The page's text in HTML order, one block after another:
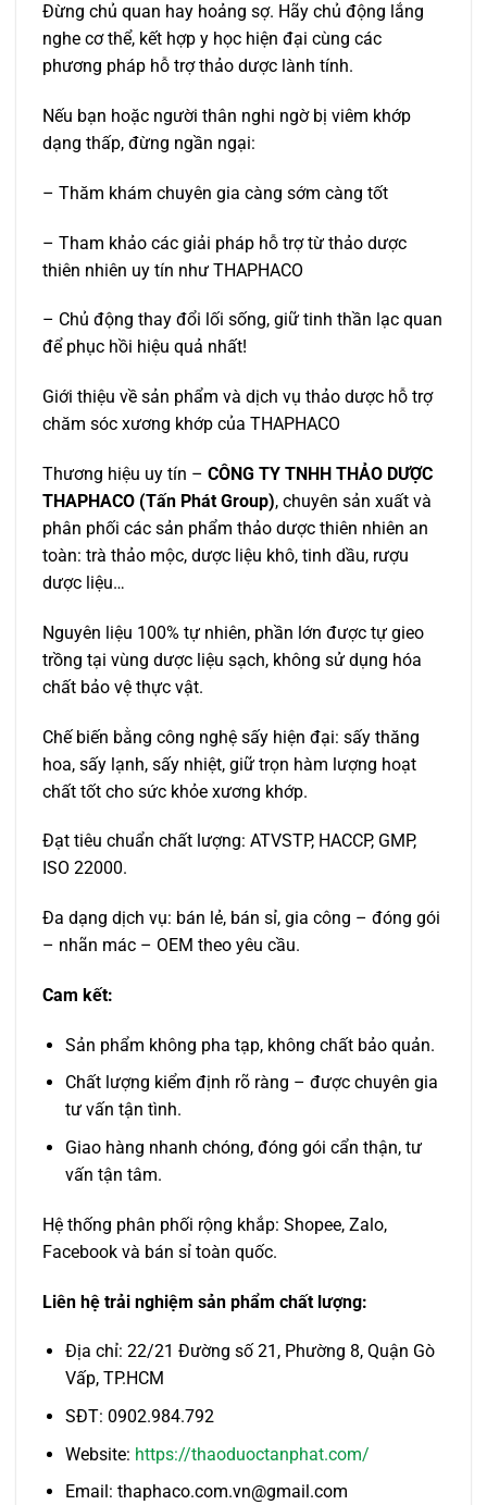
Đừng chủ quan hay hoảng sợ. Hãy chủ động lắng
nghe cơ thể, kết hợp y học hiện đại cùng các
phương pháp hỗ trợ thảo dược lành tính.
Nếu bạn hoặc người thân nghi ngờ bị viêm khớp
dạng thấp, đừng ngần ngại:
– Thăm khám chuyên gia càng sớm càng tốt
– Tham khảo các giải pháp hỗ trợ từ thảo dược
thiên nhiên uy tín như THAPHACO
– Chủ động thay đổi lối sống, giữ tinh thần lạc quan
để phục hồi hiệu quả nhất!
Giới thiệu về sản phẩm và dịch vụ thảo dược hỗ trợ
chăm sóc xương khớp của THAPHACO
Thương hiệu uy tín – CÔNG TY TNHH THẢO DƯỢC
THAPHACO (Tấn Phát Group), chuyên sản xuất và
phân phối các sản phẩm thảo dược thiên nhiên an
toàn: trà thảo mộc, dược liệu khô, tinh dầu, rượu
dược liệu…
Nguyên liệu 100% tự nhiên, phần lớn được tự gieo
trồng tại vùng dược liệu sạch, không sử dụng hóa
chất bảo vệ thực vật.
Chế biến bằng công nghệ sấy hiện đại: sấy thăng
hoa, sấy lạnh, sấy nhiệt, giữ trọn hàm lượng hoạt
chất tốt cho sức khỏe xương khớp.
Đạt tiêu chuẩn chất lượng: ATVSTP, HACCP, GMP,
ISO 22000.
Đa dạng dịch vụ: bán lẻ, bán sỉ, gia công – đóng gói
– nhãn mác – OEM theo yêu cầu.
Cam kết:
Sản phẩm không pha tạp, không chất bảo quản.
Chất lượng kiểm định rõ ràng – được chuyên gia
tư vấn tận tình.
Giao hàng nhanh chóng, đóng gói cẩn thận, tư
vấn tận tâm.
Hệ thống phân phối rộng khắp: Shopee, Zalo,
Facebook và bán sỉ toàn quốc.
Liên hệ trải nghiệm sản phẩm chất lượng:
Địa chỉ: 22/21 Đường số 21, Phường 8, Quận Gò
Vấp, TP.HCM
SĐT: 0902.984.792
Website: https://thaoduoctanphat.com/
Email: thaphaco.com.vn@gmail.com